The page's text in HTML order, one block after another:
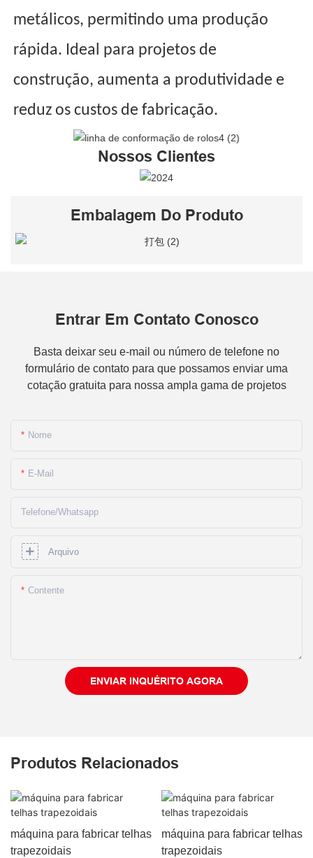
metálicos, permitindo uma produção
rápida. Ideal para projetos de
construção, aumenta a produtividade e
reduz os custos de fabricação.
Nossos Clientes
Embalagem Do Produto
Entrar Em Contato Conosco
Basta deixar seu e-mail ou número de telefone no
formulário de contato para que possamos enviar uma
cotação gratuita para nossa ampla gama de projetos
Nome
E-Mail
Telefone/whatsapp
Arquivo
Contente
ENVIAR INQUÉRITO AGORA
Produtos Relacionados
máquina para fabricar telhas
trapezoidais
máquina para fabricar telhas
trapezoidais